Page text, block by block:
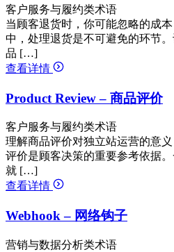
客户服务与履约类术语
当顾客退货时，你可能忽略的成
中，处理退货是不可避免的环节
品 […]
查看详情
Product Review – 商品评价
客户服务与履约类术语
理解商品评价对独立站运营的意
评价是顾客决策的重要参考依据
就 […]
查看详情
Webhook – 网络钩子
营销与数据分析类术语